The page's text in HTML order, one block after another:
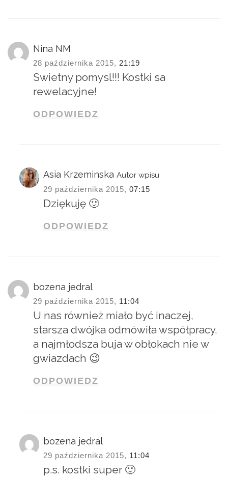
Nina NM
28 października 2015, 21:19
Swietny pomysl!!! Kostki sa
rewelacyjne!
ODPOWIEDZ
Asia Krzeminska Autor wpisu
29 października 2015, 07:15
Dziękuję 🙂
ODPOWIEDZ
bozena jedral
29 października 2015, 11:04
U nas również miało być inaczej,
starsza dwójka odmówiła współpracy,
a najmłodsza buja w obłokach nie w
gwiazdach 😉
ODPOWIEDZ
bozena jedral
29 października 2015, 11:04
p.s. kostki super 🙂